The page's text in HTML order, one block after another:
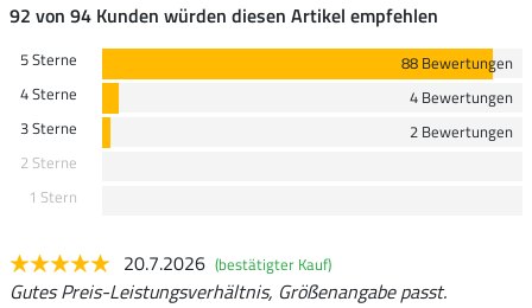
92 von 94 Kunden würden diesen Artikel empfehlen
5 Sterne
88 Bewertungen
4 Sterne
4 Bewertungen
3 Sterne
2 Bewertungen
2 Sterne
1 Stern
20.7.2026 (bestätigter Kauf)
Gutes Preis-Leistungsverhältnis, Größenangabe passt.